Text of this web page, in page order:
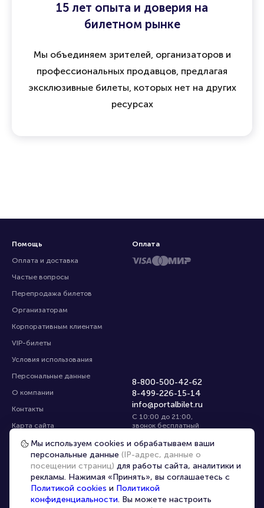
15 лет опыта и доверия на
билетном рынке
Мы объединяем зрителей, организаторов и
профессиональных продавцов, предлагая
эксклюзивные билеты, которых нет на других
ресурсах
Помощь
Оплата и доставка
Частые вопросы
Перепродажа билетов
Организаторам
Корпоративным клиентам
VIP-билеты
Условия использования
Персональные данные
О компании
Контакты
Карта сайта
Управление cookies
8-800-500-42-62
8-499-226-15-14
info@portalbilet.ru
С 10:00 до 21:00,
звонок бесплатный
Все площадки
Оплата
Главная | Ростов-на-Дону
Мы используем cookies и обрабатываем ваши
персональные данные (IP-адрес, данные о
посещении страниц) для работы сайта, аналитики и
рекламы. Нажимая «Принять», вы соглашаетесь с
Политикой cookies и Политикой
конфиденциальности. Вы можете настроить